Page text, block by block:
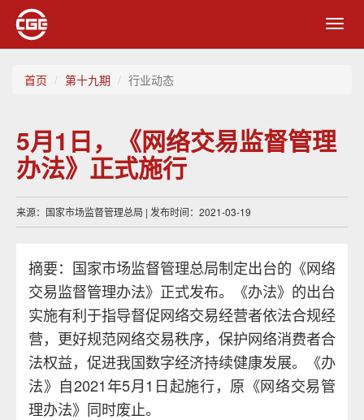
首页 第十九期 行业动态
5月1日，《网络交易监督管理
办法》正式施行
来源：国家市场监督管理总局 | 发布时间：2021-03-19
摘要：国家市场监督管理总局制定出台的《网络
交易监督管理办法》正式发布。《办法》的出台
实施有利于指导督促网络交易经营者依法合规经
营，更好规范网络交易秩序，保护网络消费者合
法权益，促进我国数字经济持续健康发展。《办
法》自2021年5月1日起施行，原《网络交易管
理办法》同时废止。